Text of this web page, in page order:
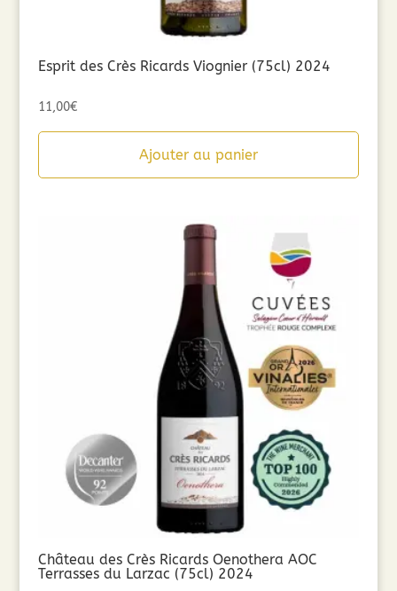
Esprit des Crès Ricards Viognier (75cl) 2024
11,00€
Ajouter au panier
Château des Crès Ricards Oenothera AOC
Terrasses du Larzac (75cl) 2024